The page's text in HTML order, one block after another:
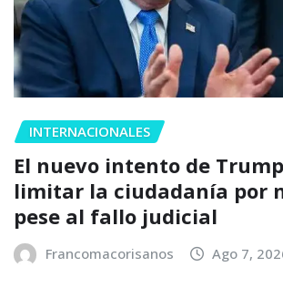
INTERNACIONALES
El nuevo intento de
limitar la ciudadanía por
pese al fallo judicial
Francomacorisanos Ago 7,